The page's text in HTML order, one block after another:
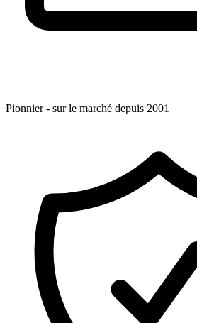
Pionnier - sur le marché depuis 2001